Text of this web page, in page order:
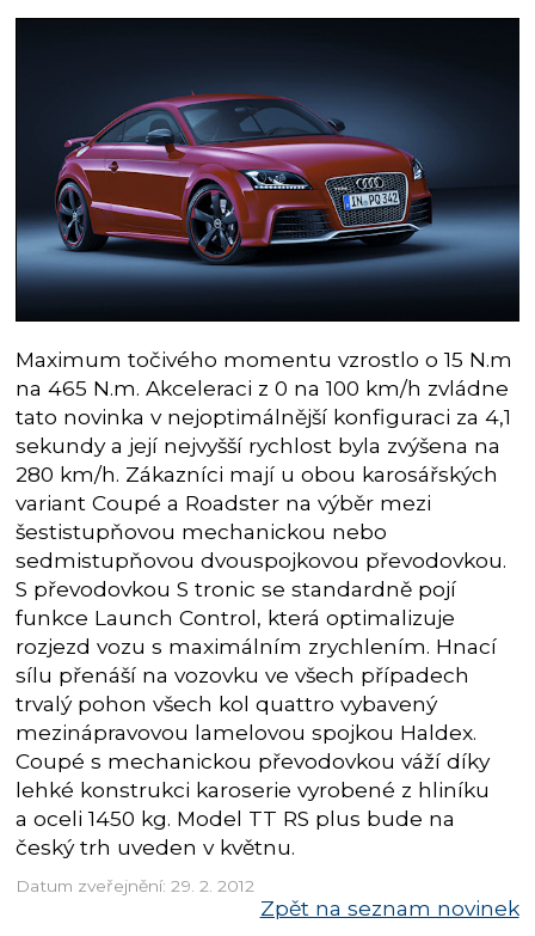
Maximum točivého momentu vzrostlo o 15 N.m
na 465 N.m. Akceleraci z 0 na 100 km/h zvládne
tato novinka v nejoptimálnější konfiguraci za 4,1
sekundy a její nejvyšší rychlost byla zvýšena na
280 km/h. Zákazníci mají u obou karosářských
variant Coupé a Roadster na výběr mezi
šestistupňovou mechanickou nebo
sedmistupňovou dvouspojkovou převodovkou.
S převodovkou S tronic se standardně pojí
funkce Launch Control, která optimalizuje
rozjezd vozu s maximálním zrychlením. Hnací
sílu přenáší na vozovku ve všech případech
trvalý pohon všech kol quattro vybavený
mezinápravovou lamelovou spojkou Haldex.
Coupé s mechanickou převodovkou váží díky
lehké konstrukci karoserie vyrobené z hliníku
a oceli 1450 kg. Model TT RS plus bude na
český trh uveden v květnu.
Datum zveřejnění: 29. 2. 2012
Zpět na seznam novinek